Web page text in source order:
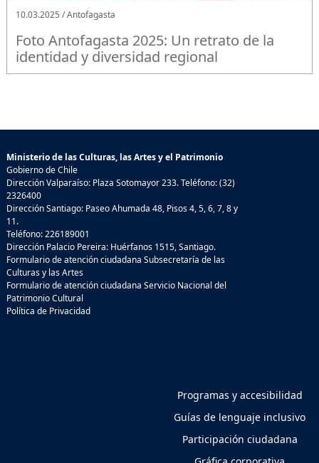
10.03.2025 / Antofagasta
Foto Antofagasta 2025: Un retrato de la
identidad y diversidad regional
Ministerio de las Culturas, las Artes y el Patrimonio
Gobierno de Chile
Dirección Valparaíso: Plaza Sotomayor 233. Teléfono: (32)
2326400
Dirección Santiago: Paseo Ahumada 48, Pisos 4, 5, 6, 7, 8 y
11.
Teléfono: 226189001
Dirección Palacio Pereira: Huérfanos 1515, Santiago.
Formulario de atención ciudadana Subsecretaría de las
Culturas y las Artes
Formulario de atención ciudadana Servicio Nacional del
Patrimonio Cultural
Política de Privacidad
Programas y accesibilidad
Guías de lenguaje inclusivo
Participación ciudadana